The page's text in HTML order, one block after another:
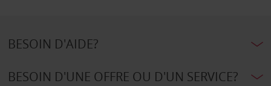
BESOIN D'AIDE?
BESOIN D'UNE OFFRE OU D'UN SERVICE?